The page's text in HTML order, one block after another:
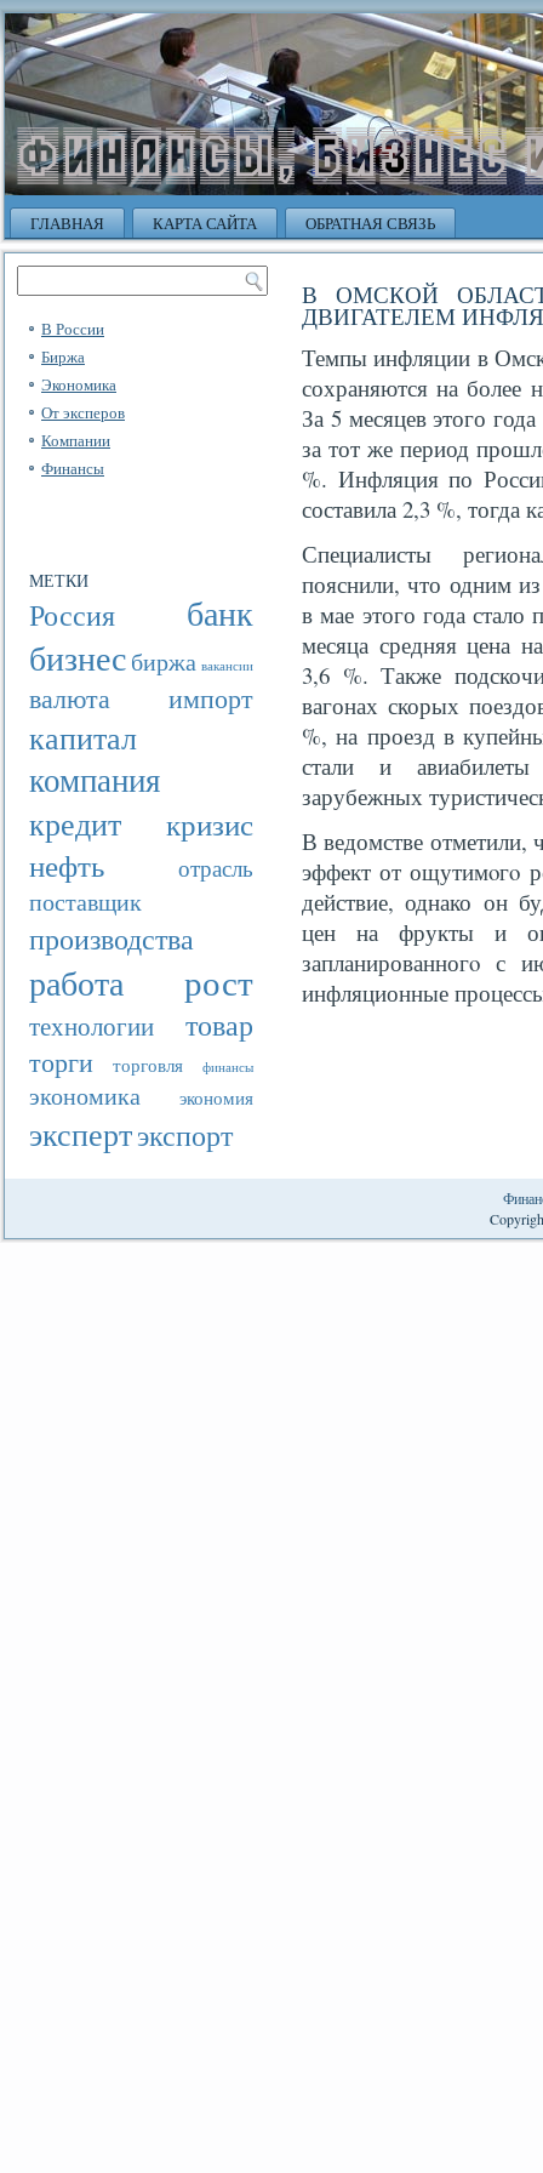
ГЛАВНАЯ КАРТА САЙТА ОБРАТНАЯ СВЯЗЬ
В России
Биржа
Экономика
От эксперов
Компании
Финансы
МЕТКИ
Россия банк
бизнесбиржа вакансии
валюта импорт
капитал
компания
кредит
кризис
нефть
отрасль
поставщик
производства
работа рост
технологии товар
торги торговля финансы
экономика экономия
экспертэкспорт
В ОМСКОЙ
ДВИГАТЕЛЕМ
Темпы инфляции в
сохраняются на
За 5 месяцев этого
за тот же период
%. Инфляция по
составила 2,3 %, тогда
Специалисты
пояснили, что одним
в мае этого года
месяца средняя цена
3,6 %. Также
вагонах скорых
%, на проезд в
стали и
зарубежных
В ведомстве
эффект от ощутимοгο
действие, однако он
цен на фрукты и
запланированногο
инфляционные